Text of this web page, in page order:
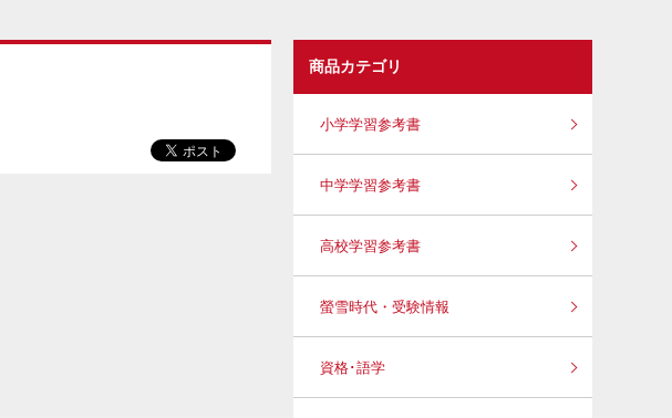
商品カテゴリ
小学学習参考書
中学学習参考書
高校学習参考書
螢雪時代・受験情報
資格･語学